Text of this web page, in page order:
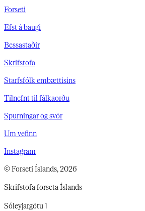
Forseti
Efst á baugi
Bessastaðir
Skrifstofa
Starfsfólk embættisins
Tilnefnt til fálkaorðu
Spurningar og svör
Um vefinn
Instagram
© Forseti Íslands, 2026
Skrifstofa forseta Íslands
Sóleyjargötu 1